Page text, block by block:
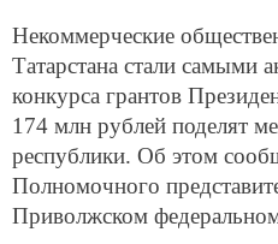
Некоммерческие
Татарстана стали самыми
конкурса грантов
174 млн рублей поделят
республики. Об этом
Полномочного
Приволжском